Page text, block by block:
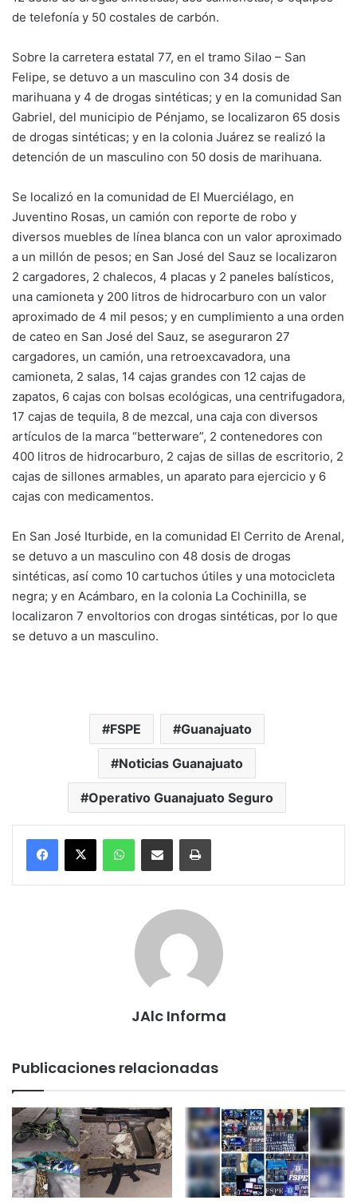
de telefonía y 50 costales de carbón.
Sobre la carretera estatal 77, en el tramo Silao – San
Felipe, se detuvo a un masculino con 34 dosis de
marihuana y 4 de drogas sintéticas; y en la comunidad San
Gabriel, del municipio de Pénjamo, se localizaron 65 dosis
de drogas sintéticas; y en la colonia Juárez se realizó la
detención de un masculino con 50 dosis de marihuana.
Se localizó en la comunidad de El Muerciélago, en
Juventino Rosas, un camión con reporte de robo y
diversos muebles de línea blanca con un valor aproximado
a un millón de pesos; en San José del Sauz se localizaron
2 cargadores, 2 chalecos, 4 placas y 2 paneles balísticos,
una camioneta y 200 litros de hidrocarburo con un valor
aproximado de 4 mil pesos; y en cumplimiento a una orden
de cateo en San José del Sauz, se aseguraron 27
cargadores, un camión, una retroexcavadora, una
camioneta, 2 salas, 14 cajas grandes con 12 cajas de
zapatos, 6 cajas con bolsas ecológicas, una centrifugadora,
17 cajas de tequila, 8 de mezcal, una caja con diversos
artículos de la marca “betterware”, 2 contenedores con
400 litros de hidrocarburo, 2 cajas de sillas de escritorio, 2
cajas de sillones armables, un aparato para ejercicio y 6
cajas con medicamentos.
En San José Iturbide, en la comunidad El Cerrito de Arenal,
se detuvo a un masculino con 48 dosis de drogas
sintéticas, así como 10 cartuchos útiles y una motocicleta
negra; y en Acámbaro, en la colonia La Cochinilla, se
localizaron 7 envoltorios con drogas sintéticas, por lo que
se detuvo a un masculino.
FSPE Guanajuato
Noticias Guanajuato
Operativo Guanajuato Seguro
JAlc Informa
Publicaciones relacionadas